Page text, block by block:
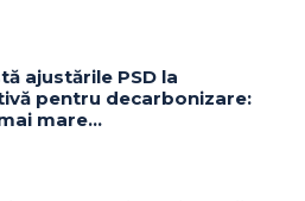
ajustările PSD la
pentru decarbonizare:
mare…